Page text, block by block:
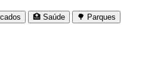
🏥 Saúde
🌳 Parques
T2 Algueirão